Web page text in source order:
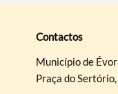
Contactos
Município de
Praça do